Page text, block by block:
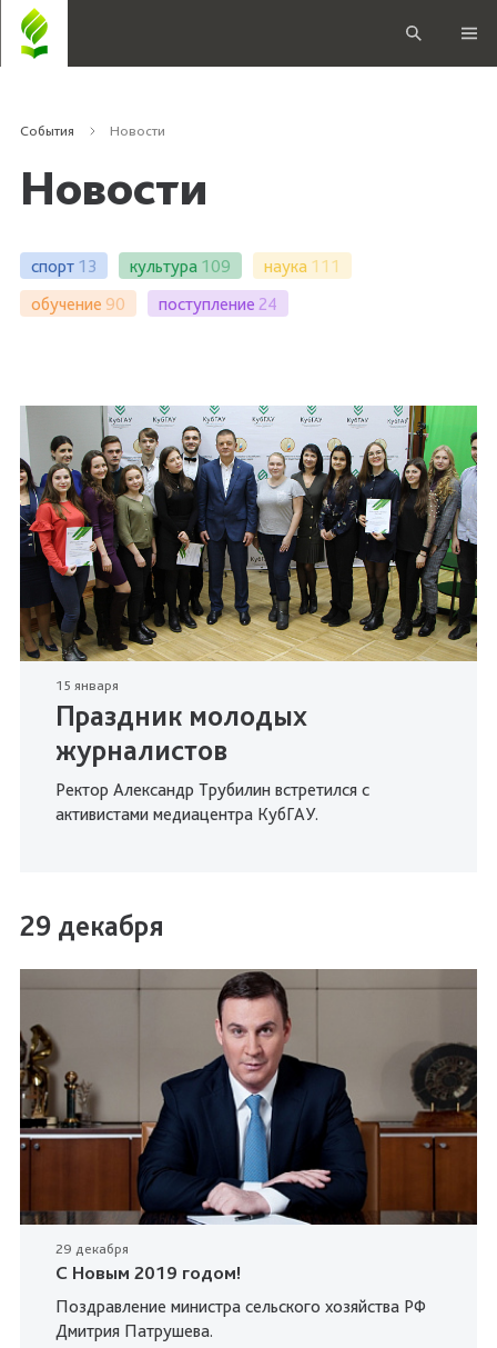
События Новости
Новости
спорт 13 культура 109 наука 111
обучение 90 поступление 24
15 января
Праздник молодых
журналистов
Ректор Александр Трубилин встретился с
активистами медиацентра КубГАУ.
29 декабря
29 декабря
C Новым 2019 годом!
Поздравление министра сельского хозяйства РФ
Дмитрия Патрушева.